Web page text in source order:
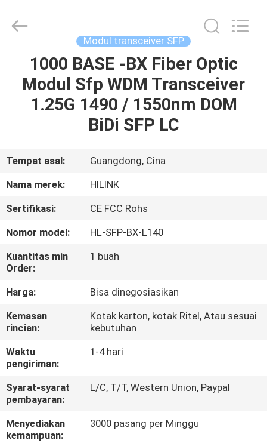
RUMAH
PRODUK
KAMI
PABRIK
KONTROL
KUALITAS
HUBUNGI
KAMI
BERITA
KASUS-
KASUS
Technology
Co.,Ltd..
Modul transceiver SFP
1000 BASE -BX Fiber Optic
Modul Sfp WDM Transceiver
1.25G 1490 / 1550nm DOM
BiDi SFP LC
Tempat asal:
Guangdong, Cina
Nama merek:
HILINK
Sertifikasi:
CE FCC Rohs
Nomor model:
HL-SFP-BX-L140
Kuantitas min
Order:
1 buah
Harga:
Bisa dinegosiasikan
Kemasan
rincian:
Kotak karton, kotak Ritel, Atau sesuai
kebutuhan
Waktu
pengiriman:
1-4 hari
Syarat-syarat
pembayaran:
L/C, T/T, Western Union, Paypal
Menyediakan
kemampuan:
3000 pasang per Minggu